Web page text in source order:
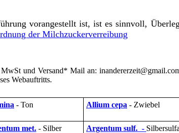
vorangestellt ist, ist es sinnvoll,
der Milchzuckerverreibung
und Versand* Mail an:
Webauftritts.
- Ton Allium cepa - Zwiebel
met. - Silber Argentum sulf. -